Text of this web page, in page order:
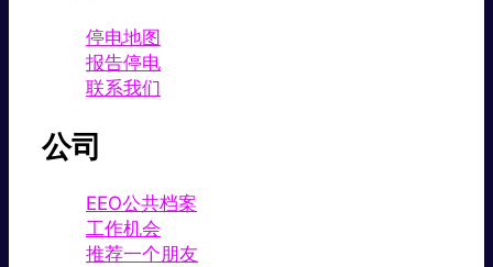
停电地图
报告停电
联系我们
公司
EEO公共档案
工作机会
推荐一个朋友